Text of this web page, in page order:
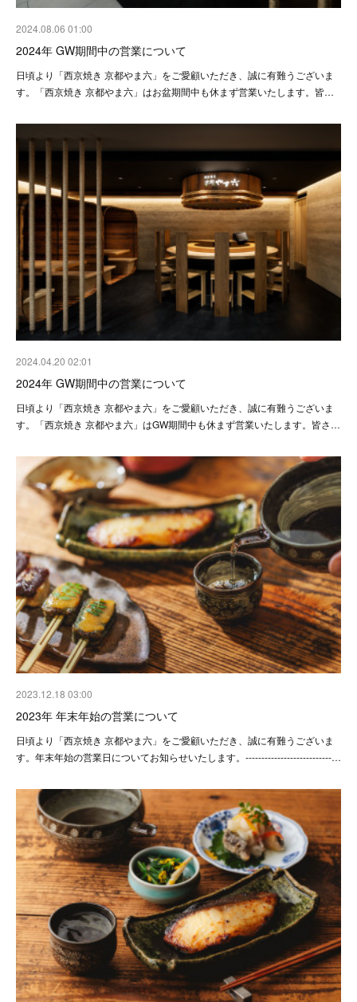
2024.08.06 01:00
2024年 GW期間中の営業について
日頃より「西京焼き 京都やま六」をご愛顧いただき、誠に有難うございま
す。「西京焼き 京都やま六」はお盆期間中も休まず営業いたします。皆…
2024.04.20 02:01
2024年 GW期間中の営業について
日頃より「西京焼き 京都やま六」をご愛顧いただき、誠に有難うございま
す。「西京焼き 京都やま六」はGW期間中も休まず営業いたします。皆さ…
2023.12.18 03:00
2023年 年末年始の営業について
日頃より「西京焼き 京都やま六」をご愛顧いただき、誠に有難うございま
す。年末年始の営業日についてお知らせいたします。---------------------------…